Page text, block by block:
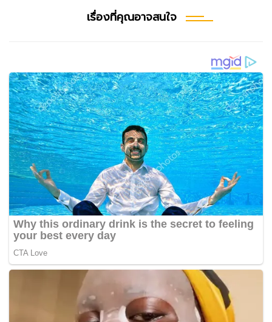
เรื่องที่คุณอาจสนใจ